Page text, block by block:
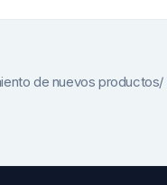
de nuevos productos/